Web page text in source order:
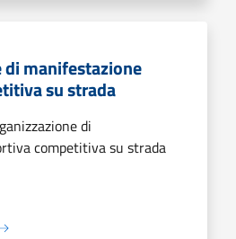
di manifestazione
su strada
di
competitiva su strada